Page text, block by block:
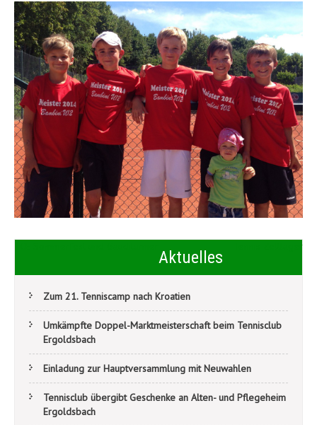
Beitragsnavigation Tennis Zeltlager
Aktuelles
Zum 21. Tenniscamp nach Kroatien
Umkämpfte Doppel-Marktmeisterschaft beim Tennisclub
Ergoldsbach
Einladung zur Hauptversammlung mit Neuwahlen
Tennisclub übergibt Geschenke an Alten- und Pflegeheim
Ergoldsbach